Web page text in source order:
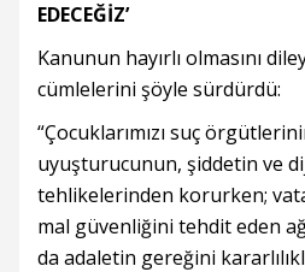
EDECEĞİZ’
Kanunun hayırlı olmasını
cümlelerini şöyle sürdürdü:
“Çocuklarımızı suç
uyuşturucunun, şiddetin ve
tehlikelerinden korurken;
mal güvenliğini tehdit eden
da adaletin gereğini